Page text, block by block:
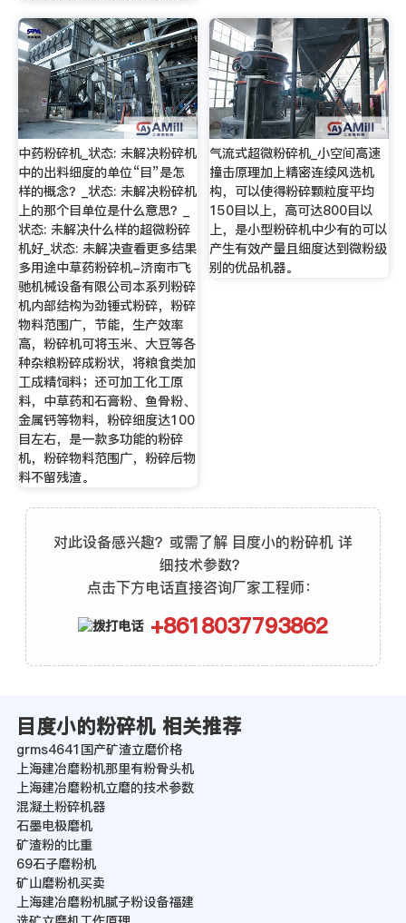
中药粉碎机_状态: 未解决粉碎机
中的出料细度的单位“目”是怎
样的概念？_状态: 未解决粉碎机
上的那个目单位是什么意思？_
状态: 未解决什么样的超微粉碎
机好_状态: 未解决查看更多结果
多用途中草药粉碎机-济南市飞
驰机械设备有限公司本系列粉碎
机内部结构为劲锤式粉碎，粉碎
物料范围广，节能，生产效率
高，粉碎机可将玉米、大豆等各
种杂粮粉碎成粉状，将粮食类加
工成精饲料；还可加工化工原
料，中草药和石膏粉、鱼骨粉、
金属钙等物料，粉碎细度达100
目左右，是一款多功能的粉碎
机，粉碎物料范围广，粉碎后物
料不留残渣。
气流式超微粉碎机_小空间高速
撞击原理加上精密连续风选机
构，可以使得粉碎颗粒度平均
150目以上，高可达800目以
上，是小型粉碎机中少有的可以
产生有效产量且细度达到微粉级
别的优品机器。
对此设备感兴趣？或需了解 目度小的粉碎机 详
细技术参数？
点击下方电话直接咨询厂家工程师：
+8618037793862
目度小的粉碎机 相关推荐
grms4641国产矿渣立磨价格
上海建冶磨粉机那里有粉骨头机
上海建冶磨粉机立磨的技术参数
混凝土粉碎机器
石墨电极磨机
矿渣粉的比重
69石子磨粉机
矿山磨粉机买卖
上海建冶磨粉机腻子粉设备福建